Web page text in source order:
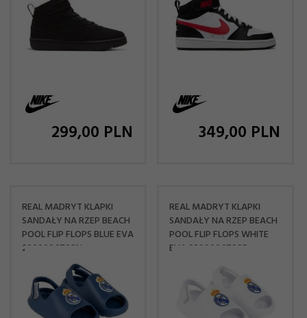
299,00 PLN 349,00 PLN
REAL MADRYT KLAPKI
SANDAŁY NA RZEP BEACH
POOL FLIP FLOPS BLUE EVA
2300006792N
REAL MADRYT KLAPKI
SANDAŁY NA RZEP BEACH
POOL FLIP FLOPS WHITE
EVA 2300006792B